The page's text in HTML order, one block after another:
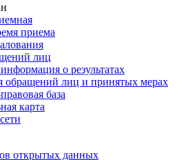
приема
лиц
о результатах
обращений лиц и принятых мерах
база
карта
открытых данных